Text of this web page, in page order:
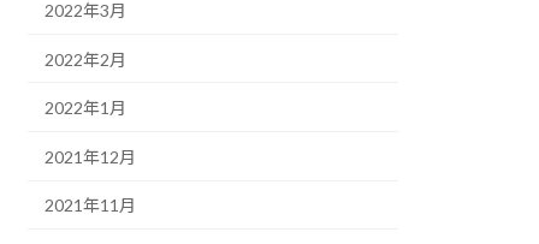
2022年3月
2022年2月
2022年1月
2021年12月
2021年11月